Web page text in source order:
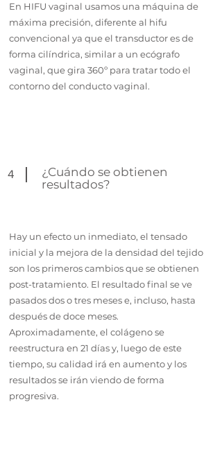
En HIFU vaginal usamos una máquina de
máxima precisión, diferente al hifu
convencional ya que el transductor es de
forma cilíndrica, similar a un ecógrafo
vaginal, que gira 360º para tratar todo el
contorno del conducto vaginal.
4
¿Cuándo se obtienen
resultados?
Hay un efecto un inmediato, el tensado
inicial y la mejora de la densidad del tejido
son los primeros cambios que se obtienen
post-tratamiento. El resultado final se ve
pasados dos o tres meses e, incluso, hasta
después de doce meses.
Aproximadamente, el colágeno se
reestructura en 21 días y, luego de este
tiempo, su calidad irá en aumento y los
resultados se irán viendo de forma
progresiva.